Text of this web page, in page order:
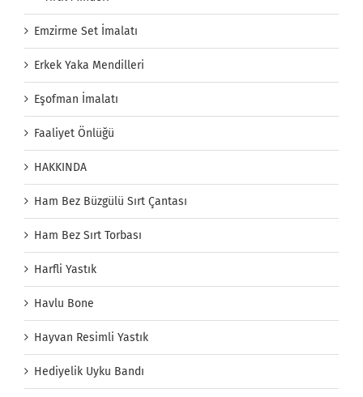
Emzirme Set İmalatı
Erkek Yaka Mendilleri
Eşofman İmalatı
Faaliyet Önlüğü
HAKKINDA
Ham Bez Büzgülü Sırt Çantası
Ham Bez Sırt Torbası
Harfli Yastık
Havlu Bone
Hayvan Resimli Yastık
Hediyelik Uyku Bandı